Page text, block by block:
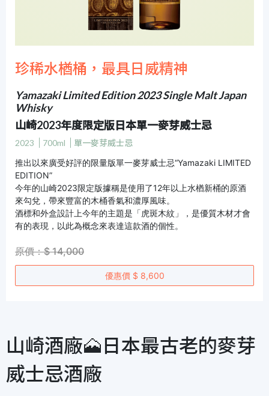
珍稀水楢桶，最具日威精神
Yamazaki Limited Edition 2023 Single Malt Japan
Whisky
山崎2023年度限定版日本單一麥芽威士忌
2023 700ml
單一麥芽威士忌
推出以來廣受好評的限量版單一麥芽威士忌“Yamazaki LIMITED
EDITION”
今年的山崎2023限定版據稱是使用了12年以上水楢新桶的原酒
來勾兌，帶來豐富的木桶香氣和濃厚風味。
酒標和外盒設計上今年的主題是「虎斑木紋」，是優質木材才會
有的表現，以此為概念來表達這款酒的個性。
原價：$ 14,000
優惠價 $ 8,600
山崎酒廠🗻日本最古老的麥芽
威士忌酒廠